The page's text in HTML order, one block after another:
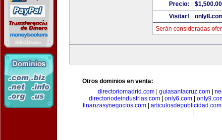
Precio:
$1,500.00
Visitar!
Serán consideradas
Otros dominios en venta:
directoriomadrid.com| guiasantacruz.com|
directoriodeindustrias.com| only6.com|
finanzasynegocios.com| articulosdepublicidad.com